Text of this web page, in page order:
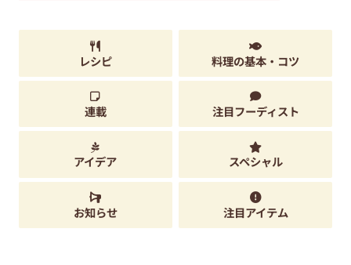
レシピ 料理の基本・コツ
連載 注目フーディスト
アイデア スペシャル
お知らせ 注目アイテム